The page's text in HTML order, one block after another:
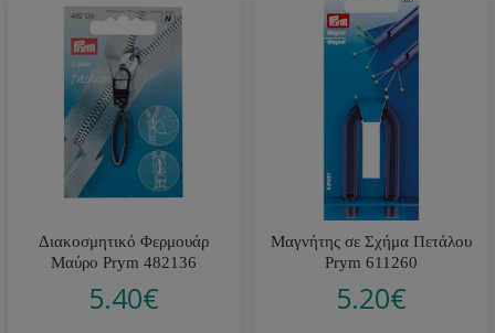
Διακοσμητικό Φερμουάρ
Μαύρο Prym 482136
5.40€
Μαγνήτης σε Σχήμα Πετάλου
Prym 611260
5.20€